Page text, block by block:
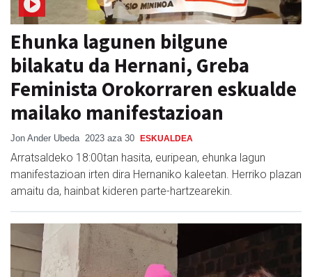
Ehunka lagunen bilgune
bilakatu da Hernani, Greba
Feminista Orokorraren eskualde
mailako manifestazioan
Jon Ander Ubeda 2023 aza 30 ESKUALDEA
Arratsaldeko 18:00tan hasita, euripean, ehunka lagun
manifestazioan irten dira Hernaniko kaleetan. Herriko plazan
amaitu da, hainbat kideren parte-hartzearekin.